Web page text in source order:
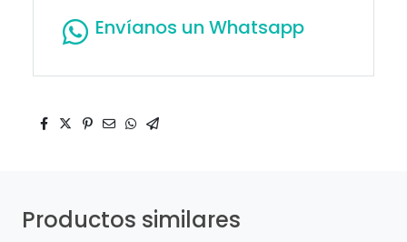
Envíanos un Whatsapp
Productos similares